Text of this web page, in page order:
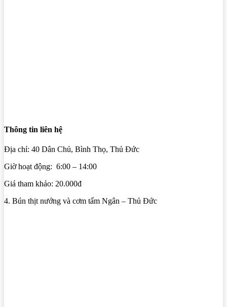
Thông tin liên hệ
Địa chỉ: 40 Dân Chủ, Bình Thọ, Thủ Đức
Giờ hoạt động: 6:00 – 14:00
Giá tham khảo: 20.000đ
4. Bún thịt nướng và cơm tấm Ngân – Thủ Đức